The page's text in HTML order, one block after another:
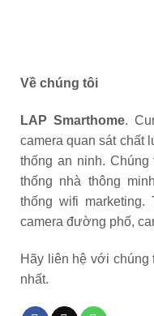
Về chúng tôi
LAP Smarthome.
camera quan sát chất
thống an ninh.
thống nhà thông
thống wifi
camera đường phố,
Hãy liên hệ với
nhất.